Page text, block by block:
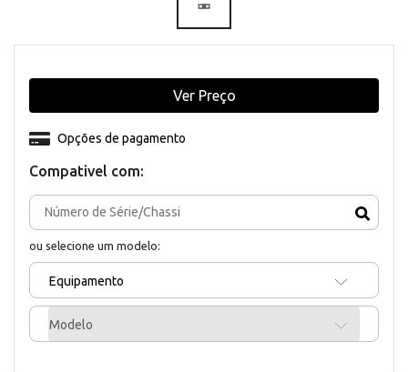
Compativel com:
ou selecione um modelo:
Equipamento
Modelo
Opções de pagamento
Ver Preço